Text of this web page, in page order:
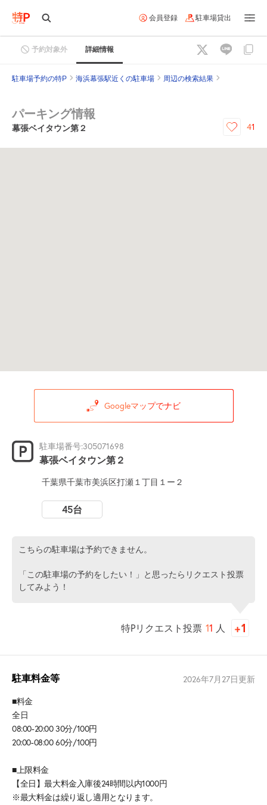
会員登録 駐車場貸出
予約対象外 詳細情報
駐車場予約の特P 海浜幕張駅近くの駐車場 周辺の検索結果
パーキング情報
幕張ベイタウン第２ 41
Googleマップでナビ
駐車場番号:305071698
幕張ベイタウン第２
千葉県千葉市美浜区打瀬１丁目１ー２
45台
こちらの駐車場は予約できません。
「この駐車場の予約をしたい！」と思ったらリクエスト投票
してみよう！
特Pリクエスト投票 11 人
駐車料金等 2026年7月27日更新
■料金
全日
08:00-20:00 30分/100円
20:00-08:00 60分/100円
■上限料金
【全日】最大料金入庫後24時間以内1000円
※最大料金は繰り返し適用となります。